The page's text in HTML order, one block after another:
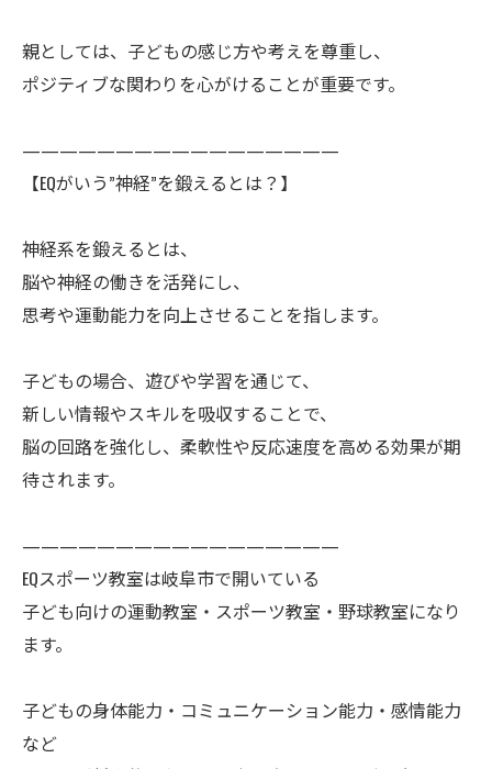
親としては、子どもの感じ方や考えを尊重し、
ポジティブな関わりを心がけることが重要です。
—————————————————
【EQがいう”神経”を鍛えるとは？】
神経系を鍛えるとは、
脳や神経の働きを活発にし、
思考や運動能力を向上させることを指します。
子どもの場合、遊びや学習を通じて、
新しい情報やスキルを吸収することで、
脳の回路を強化し、柔軟性や反応速度を高める効果が期
待されます。
—————————————————
EQスポーツ教室は岐阜市で開いている
子ども向けの運動教室・スポーツ教室・野球教室になり
ます。
子どもの身体能力・コミュニケーション能力・感情能力
など